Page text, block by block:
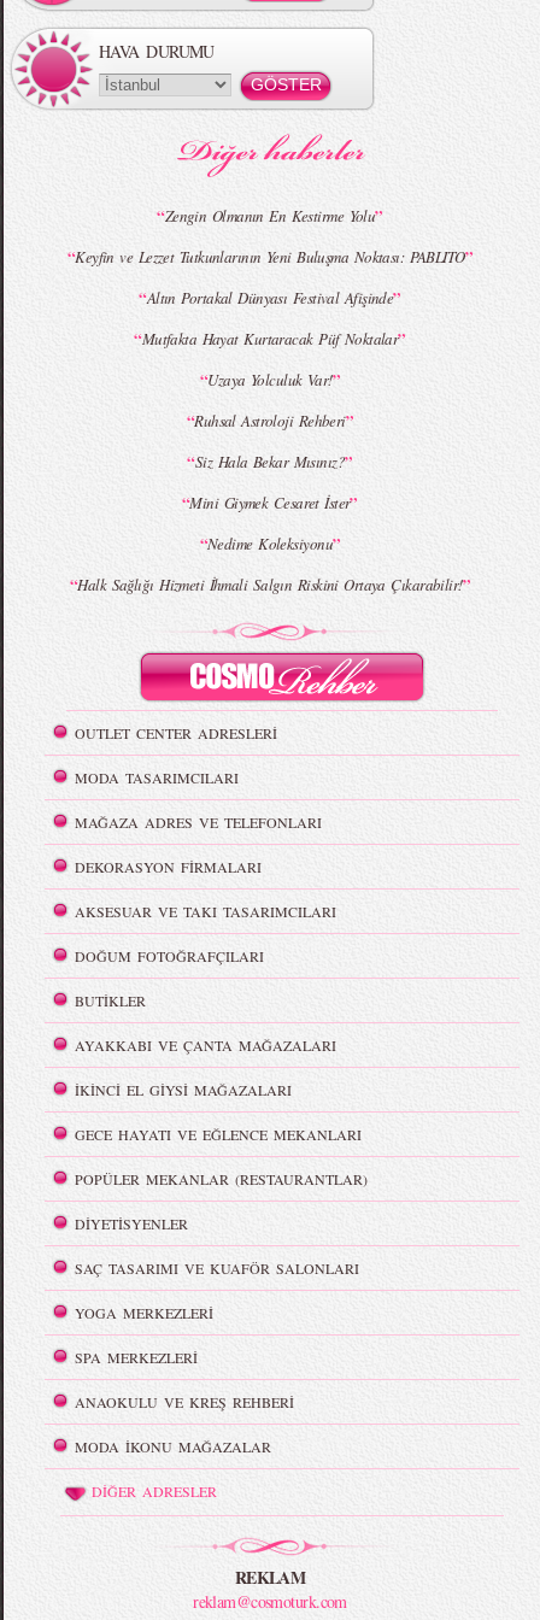
MBFWI - Gülçin Çengel 2015 Yaz
MBFWI - Zeynep Erdoğan 2015 Yaz
MBFWI - Giray Sepin 2015 Yaz Koleksiyonu MBFWI - Burçe Bekrek 2015 Yaz Koleksiyonu
HAVA DURUMU
“Zengin Olmanın En Kestirme Yolu”
“Keyfin ve Lezzet Tutkunlarının Yeni Buluşma Noktası: PABLITO”
“Altın Portakal Dünyası Festival Afişinde”
“Mutfakta Hayat Kurtaracak Püf Noktalar”
“Uzaya Yolculuk Var!”
“Ruhsal Astroloji Rehberi”
“Siz Hala Bekar Mısınız?”
“Mini Giymek Cesaret İster”
“Nedime Koleksiyonu”
“Halk Sağlığı Hizmeti İhmali Salgın Riskini Ortaya Çıkarabilir!”
OUTLET CENTER ADRESLERİ
MODA TASARIMCILARI
MAĞAZA ADRES VE TELEFONLARI
DEKORASYON FİRMALARI
AKSESUAR VE TAKI TASARIMCILARI
DOĞUM FOTOĞRAFÇILARI
BUTİKLER
AYAKKABI VE ÇANTA MAĞAZALARI
İKİNCİ EL GİYSİ MAĞAZALARI
GECE HAYATI VE EĞLENCE MEKANLARI
POPÜLER MEKANLAR (RESTAURANTLAR)
DİYETİSYENLER
SAÇ TASARIMI VE KUAFÖR SALONLARI
YOGA MERKEZLERİ
SPA MERKEZLERİ
ANAOKULU VE KREŞ REHBERİ
MODA İKONU MAĞAZALAR
DİĞER ADRESLER
REKLAM
reklam@cosmoturk.com